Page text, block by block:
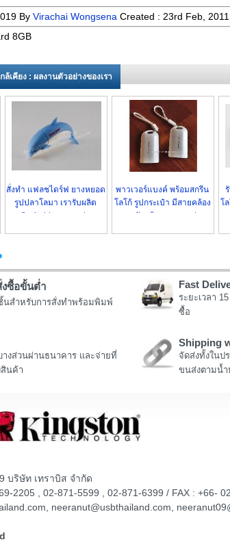
By Virachai Wongsena Created : 23rd Feb, 2011
8GB
เคียง : ผลงานตัวอย่างของเรา
สั่งทำ แฟลชไดร์ฟ ยางหยอด
รูปปลาโลมา เรารับผลิต
flash drive ราคาส่ง
พาวเวอร์แบงค์ พร้อมสกรีน
โลโก้ รูปกระเป๋า มีสายคล้อง
เรารับผลิต และขายส่ง
โ
ซื้อขั้นต่ำ
นสำหรับการสั่งทำพร้อมพิมพ์
Fast
ระยะเวลา
ซื้อ
างส่วนผ่านธนาคาร และจ่ายที่
นค้า
Shipping
จัดส่งทั้งในป
ขนส่งตามน้ำ
บริษัท เทราบิส จำกัด
2205 , 02-871-5599 , 02-871-6399 / FAX : +66-
neeranut@usbthailand.com,